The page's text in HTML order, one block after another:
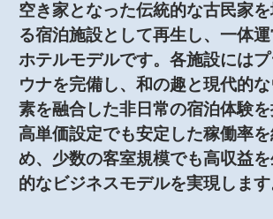
空き家となった伝統的な古民家
る宿泊施設として再生し、一体
ホテルモデルです。各施設には
ウナを完備し、和の趣と現代的
素を融合した非日常の宿泊体験を
高単価設定でも安定した稼働率
め、少数の客室規模でも高収益
的なビジネスモデルを実現します